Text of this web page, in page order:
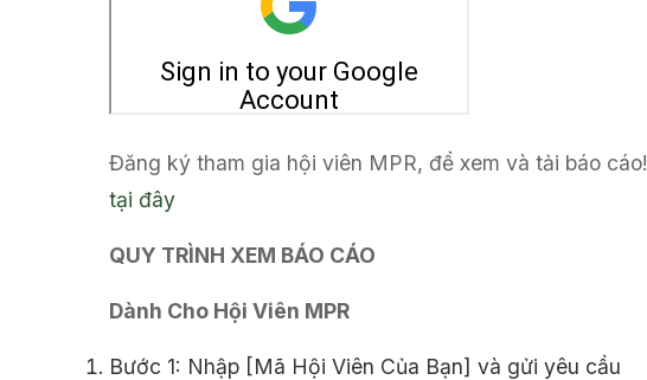
Đăng ký tham gia hội viên MPR, để xem và tải báo cáo!
tại đây
QUY TRÌNH XEM BÁO CÁO
Dành Cho Hội Viên MPR
Bước 1: Nhập [Mã Hội Viên Của Bạn] và gửi yêu cầu